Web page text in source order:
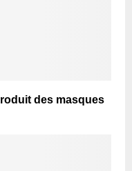
des masques